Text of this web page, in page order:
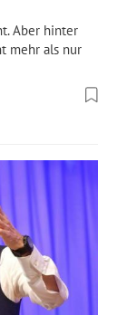
Aber hinter
mehr als nur